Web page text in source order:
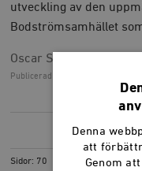
utveckling av den
Bodströmsamhället
Oscar Swartz
Publicerad
Sidor: 70
Denna
att
Genom